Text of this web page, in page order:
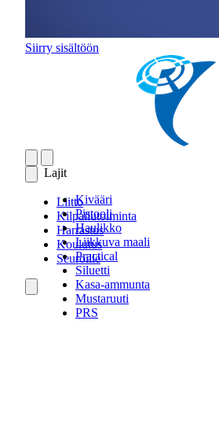
Siirry sisältöön
Lajit
Kivääri
Pistooli
Haulikko
Liikkuva maali
Practical
Siluetti
Kasa-ammunta
Mustaruuti
PRS
Liitto
Kilpailutoiminta
Harrastus
Koulutus
Seuroille